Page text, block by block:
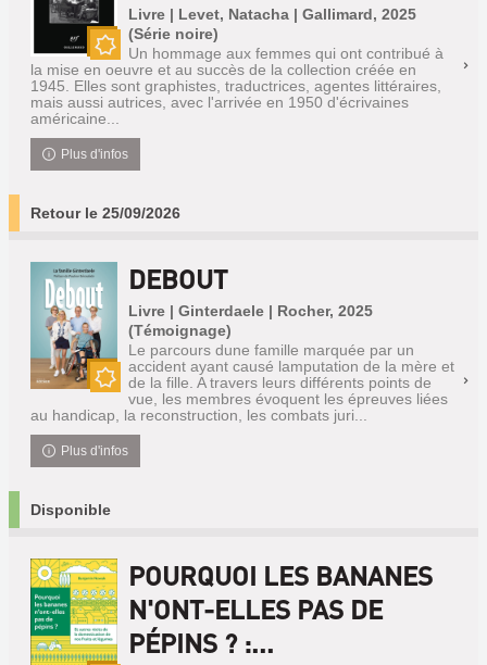
Nouveauté
Livre | Levet, Natacha | Gallimard, 2025
(Série noire)
Un hommage aux femmes qui ont contribué à
la mise en oeuvre et au succès de la collection créée en
1945. Elles sont graphistes, traductrices, agentes littéraires,
mais aussi autrices, avec l'arrivée en 1950 d'écrivaines
américaine...
Plus d'infos
Retour le 25/09/2026
DEBOUT
Livre | Ginterdaele | Rocher, 2025
(Témoignage)
Le parcours dune famille marquée par un
accident ayant causé lamputation de la mère et
de la fille. A travers leurs différents points de
vue, les membres évoquent les épreuves liées
au handicap, la reconstruction, les combats juri...
Plus d'infos
Disponible
POURQUOI LES BANANES
N'ONT-ELLES PAS DE
PÉPINS ? :...